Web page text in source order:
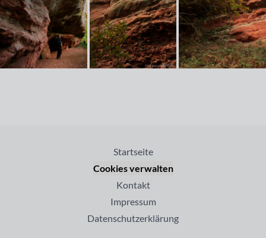
Startseite
Cookies verwalten
Kontakt
Impressum
Datenschutzerklärung